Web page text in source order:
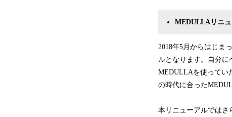
MEDULLAリニ
2018年5月からはじま
ルとなります。自分
MEDULLAを使ってい
の時代に合った
本リニューアルではさ